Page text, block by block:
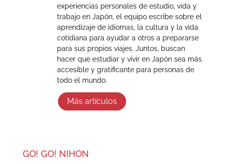
experiencias personales de estudio, vida y
trabajo en Japón, el equipo escribe sobre el
aprendizaje de idiomas, la cultura y la vida
cotidiana para ayudar a otros a prepararse
para sus propios viajes. Juntos, buscan
hacer que estudiar y vivir en Japón sea más
accesible y gratificante para personas de
todo el mundo.
Más artículos
GO! GO! NIHON